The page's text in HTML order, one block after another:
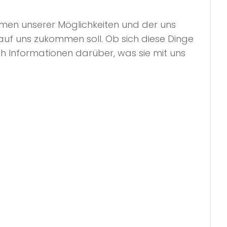
unserer Möglichkeiten und der uns
uns zukommen soll. Ob sich diese Dinge
darüber, was sie mit uns